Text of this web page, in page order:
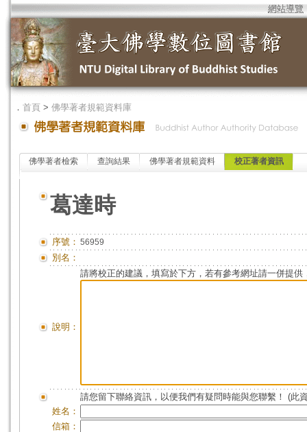
網站導覽
． 首頁 > 佛學著者規範資料庫
佛學著者檢索 查詢結果 佛學著者規範資料 校正著者資訊
葛達時
序號： 56959
別名：
說明：
請將校正的建議，填寫於下方，若有參考網址請一併提供
請您留下聯絡資訊，以便我們有疑問時能與您聯繫！ (此
姓名：
信箱：